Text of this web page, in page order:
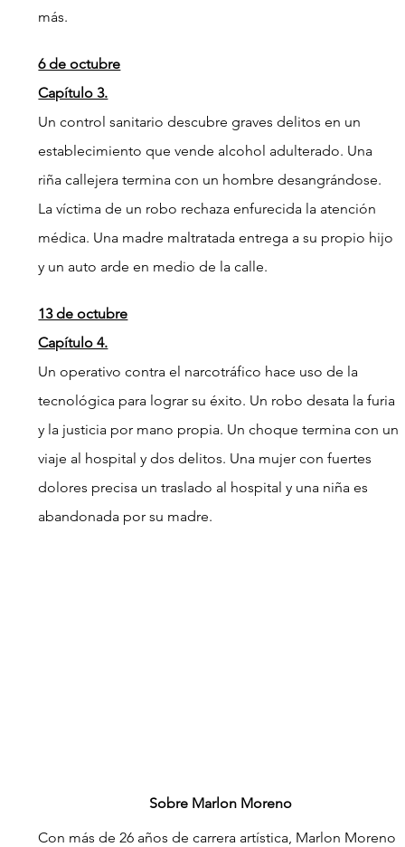
más.
6 de octubre
Capítulo 3.
Un control sanitario descubre graves delitos en un
establecimiento que vende alcohol adulterado. Una
riña callejera termina con un hombre desangrándose.
La víctima de un robo rechaza enfurecida la atención
médica. Una madre maltratada entrega a su propio hijo
y un auto arde en medio de la calle.
13 de octubre
Capítulo 4.
Un operativo contra el narcotráfico hace uso de la
tecnológica para lograr su éxito. Un robo desata la furia
y la justicia por mano propia. Un choque termina con un
viaje al hospital y dos delitos. Una mujer con fuertes
dolores precisa un traslado al hospital y una niña es
abandonada por su madre.
Sobre Marlon Moreno
Con más de 26 años de carrera artística, Marlon Moreno